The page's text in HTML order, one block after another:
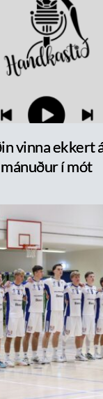
vinna ekkert
mánuður í mót